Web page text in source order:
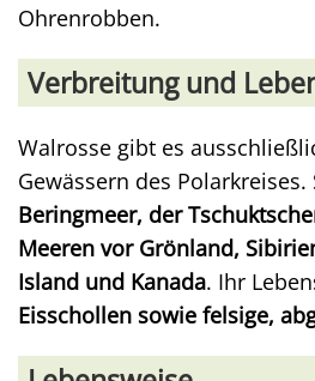
Ohrenrobben.
Verbreitung und
Walrosse gibt es
Gewässern des
Beringmeer, der
Meeren vor Grönland,
Island und Kanada. Ihr
Eisschollen sowie felsige,